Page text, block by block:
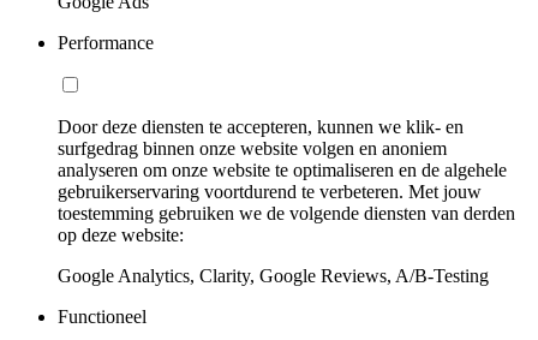
Performance
Door deze diensten te accepteren, kunnen we klik- en
surfgedrag binnen onze website volgen en anoniem
analyseren om onze website te optimaliseren en de algehele
gebruikerservaring voortdurend te verbeteren. Met jouw
toestemming gebruiken we de volgende diensten van derden
op deze website:
Google Analytics, Clarity, Google Reviews, A/B-Testing
Functioneel